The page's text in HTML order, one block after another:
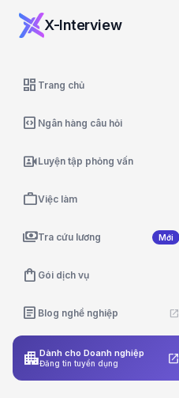
X-Interview
dashboard Trang chủ
code_blocks Ngân hàng câu hỏi
video_camera_frontLuyện tập phỏng vấn
workViệc làm
paymentsTra cứu lương Mới
shopping_bag Gói dịch vụ
article Blog nghề nghiệp open_in_new
apartmentDành cho Doanh nghiệp
Đăng tin tuyển dụng open_in_new